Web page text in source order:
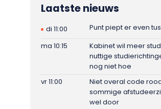
Laatste nieuws
di 11:00
Punt piept er even
ma 10:15
Kabinet wil meer
nuttige
nog niet hoe
vr 11:00
Niet overal code
sommige
wel door